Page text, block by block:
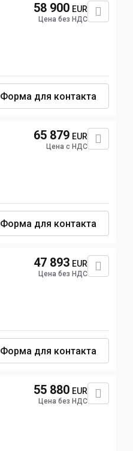
58 900 EUR
Цена без НДС
Форма для контакта
65 879 EUR
Цена с НДС
Форма для контакта
47 893 EUR
Цена без НДС
Форма для контакта
55 880 EUR
Цена без НДС